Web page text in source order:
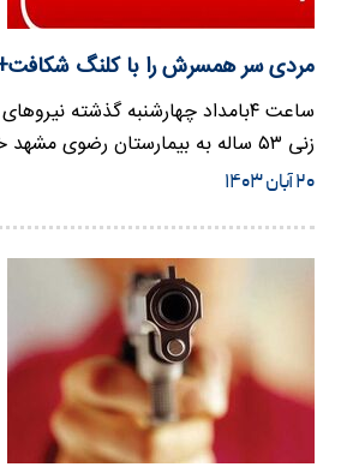
مردی سر همسرش را با کلنگ
ساعت ۴بامداد چهارشنبه گذشته
زنی ۵۳ ساله به بیمارستان رضوی
وی با ضربه…
۲۰ آبان ۱۴۰۳